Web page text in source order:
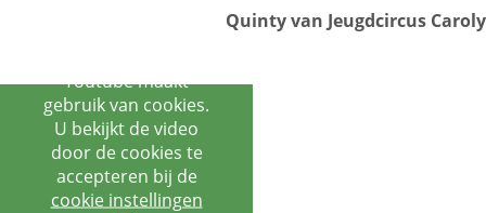
Quinty van Jeugdcircus Caroly
Youtube maakt
gebruik van cookies.
U bekijkt de video
door de cookies te
accepteren bij de
cookie instellingen